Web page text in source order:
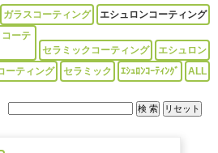
ガラスコーティング
エシュロンコーティング
ーテ
セラミックコーティング
エシュロン
ーティング
セラミック ｴｼｭﾛﾝｺｰﾃｨﾝｸﾞ ALL